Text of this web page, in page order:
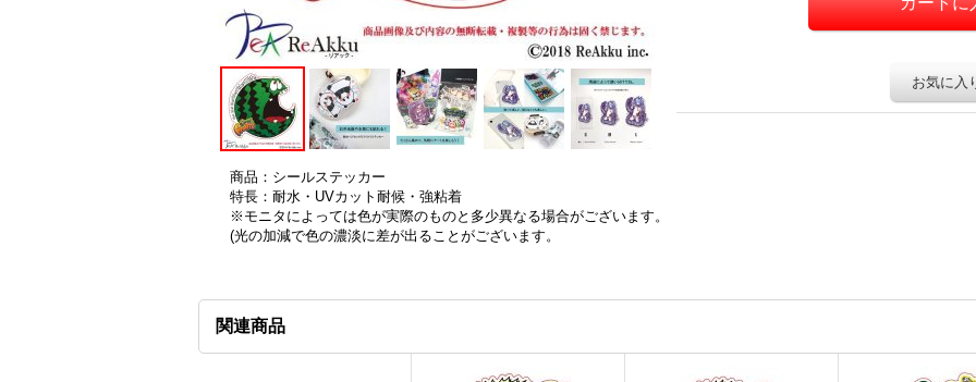
お気に入
商品：シールステッカー
特長：耐水・UVカット耐候・強粘着
※モニタによっては色が実際のものと多少異なる場合がございます。
(光の加減で色の濃淡に差が出ることがございます。
関連商品